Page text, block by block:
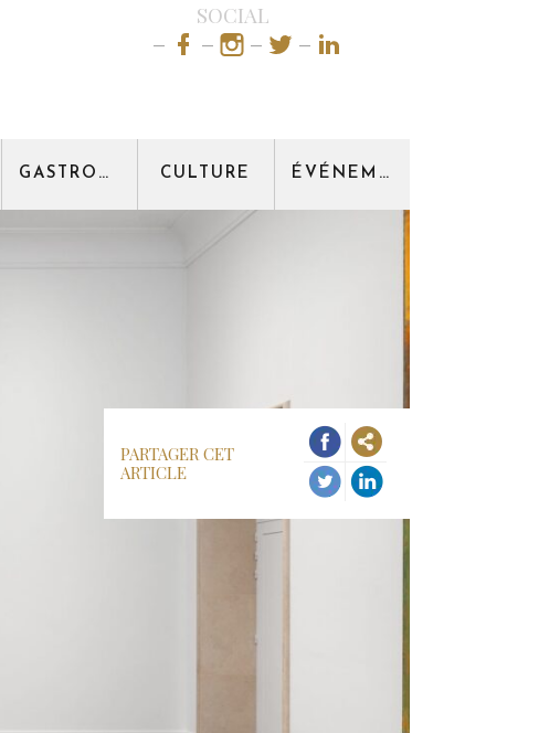
SOCIAL
GASTRONOMIE CULTURE ÉVÉNEMENT
PARTAGER CET
ARTICLE